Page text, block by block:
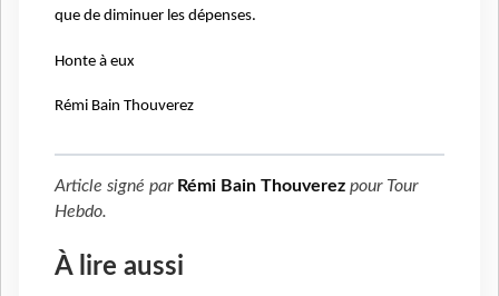
que de diminuer les dépenses.
Honte à eux
Rémi Bain Thouverez
Article signé par Rémi Bain Thouverez pour Tour
Hebdo.
À lire aussi